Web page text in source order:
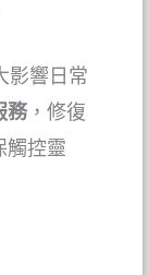
影響日常
務 ，修復
觸控靈